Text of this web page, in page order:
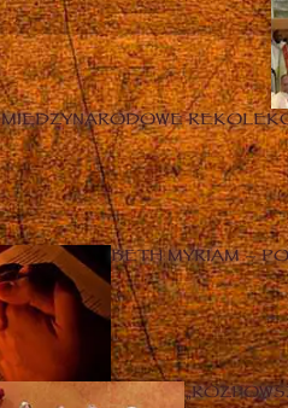
MIĘDZYNARODOWE
BETH MYRIAM –